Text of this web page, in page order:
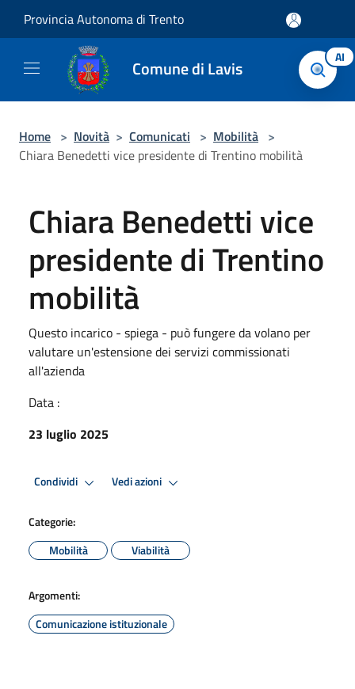
Provincia Autonoma di Trento
Comune di Lavis AI
Home > Novità > Comunicati > Mobilità >
Chiara Benedetti vice presidente di Trentino mobilità
Chiara Benedetti vice
presidente di Trentino
mobilità
Questo incarico - spiega - può fungere da volano per
valutare un'estensione dei servizi commissionati
all'azienda
Data :
23 luglio 2025
Condividi Vedi azioni
Categorie:
Mobilità
Viabilità
Argomenti:
Comunicazione istituzionale